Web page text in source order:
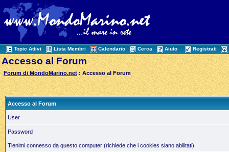
Topic Attivi Lista Membri Calendario Cerca Aiuto Registrati
Accesso al Forum
Forum di MondoMarino.net : Accesso al Forum
Accesso al Forum
User
Password
Tienimi connesso da questo computer (richiede che i cookies siano abilitati)